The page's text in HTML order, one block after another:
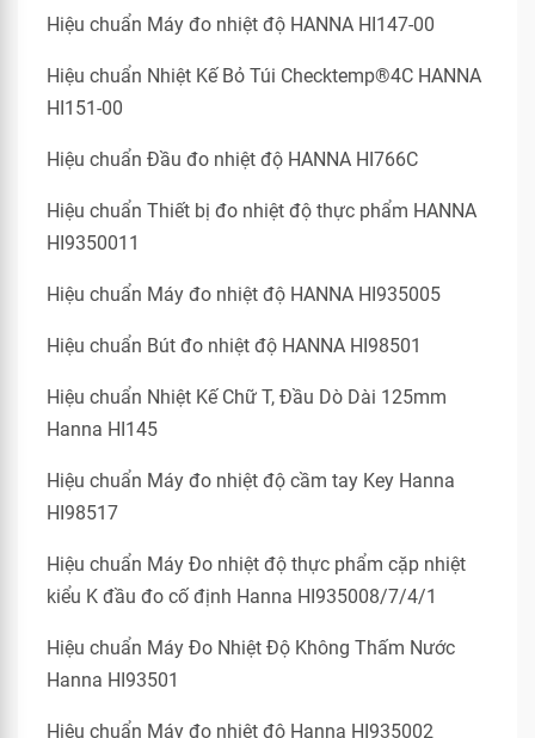
Hiệu chuẩn Máy đo nhiệt độ HANNA HI147-00
Hiệu chuẩn Nhiệt Kế Bỏ Túi Checktemp®4C HANNA
HI151-00
Hiệu chuẩn Đầu đo nhiệt độ HANNA HI766C
Hiệu chuẩn Thiết bị đo nhiệt độ thực phẩm HANNA
HI9350011
Hiệu chuẩn Máy đo nhiệt độ HANNA HI935005
Hiệu chuẩn Bút đo nhiệt độ HANNA HI98501
Hiệu chuẩn Nhiệt Kế Chữ T, Đầu Dò Dài 125mm
Hanna HI145
Hiệu chuẩn Máy đo nhiệt độ cầm tay Key Hanna
HI98517
Hiệu chuẩn Máy Đo nhiệt độ thực phẩm cặp nhiệt
kiểu K đầu đo cố định Hanna HI935008/7/4/1
Hiệu chuẩn Máy Đo Nhiệt Độ Không Thấm Nước
Hanna HI93501
Hiệu chuẩn Máy đo nhiệt độ Hanna HI935002